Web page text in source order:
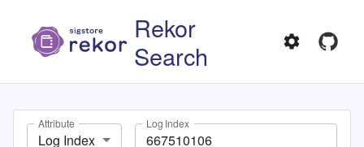
Rekor
Search
Attribute
Log Index
Log Index